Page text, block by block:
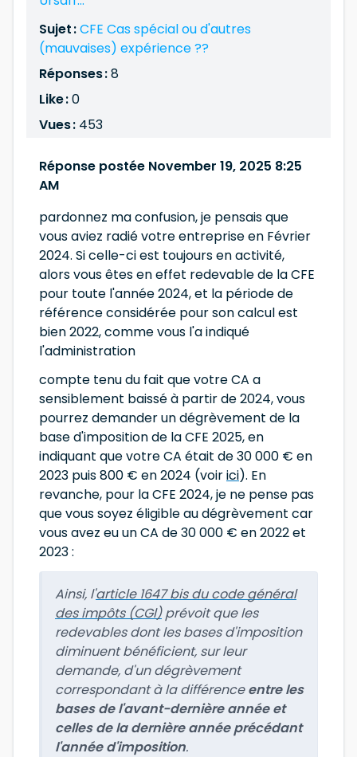
Sujet :CFE Cas spécial ou d'autres
(mauvaises) expérience ??
Réponses :8
Like :0
Vues : 453
Réponse postée November 19, 2025 8:25
AM
pardonnez ma confusion, je pensais que
vous aviez radié votre entreprise en Février
2024. Si celle-ci est toujours en activité,
alors vous êtes en effet redevable de la CFE
pour toute l'année 2024, et la période de
référence considérée pour son calcul est
bien 2022, comme vous l'a indiqué
l'administration
compte tenu du fait que votre CA a
sensiblement baissé à partir de 2024, vous
pourrez demander un dégrèvement de la
base d'imposition de la CFE 2025, en
indiquant que votre CA était de 30 000 € en
2023 puis 800 € en 2024 (voirici). En
revanche, pour la CFE 2024, je ne pense pas
que vous soyez éligible au dégrèvement car
vous avez eu un CA de 30 000 € en 2022 et
2023 :
Ainsi, l'article 1647 bis du code général
des impôts (CGl)prévoit que les
redevables dont les bases d'imposition
diminuent bénéficient, sur leur
demande, d'un dégrèvement
correspondant à la différenceentre les
bases de l'avant-dernière année et
celles de la dernière année précédant
l'année d'imposition.